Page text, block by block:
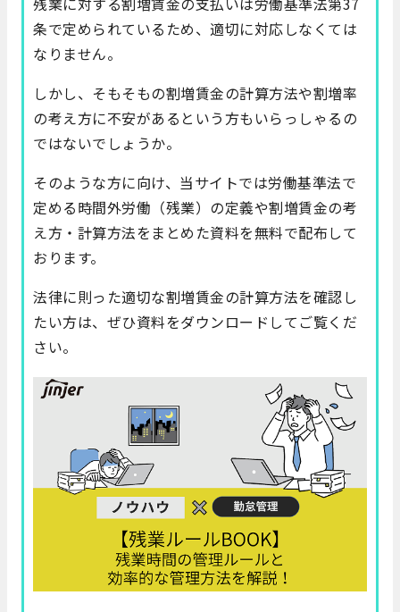
条で定められているため、適切に対応しなくては
なりません。
しかし、そもそもの割増賃金の計算方法や割増率
の考え方に不安があるという方もいらっしゃるの
ではないでしょうか。
そのような方に向け、当サイトでは労働基準法で
定める時間外労働（残業）の定義や割増賃金の考
え方・計算方法をまとめた資料を無料で配布して
おります。
法律に則った適切な割増賃金の計算方法を確認し
たい方は、ぜひ資料をダウンロードしてご覧くだ
さい。